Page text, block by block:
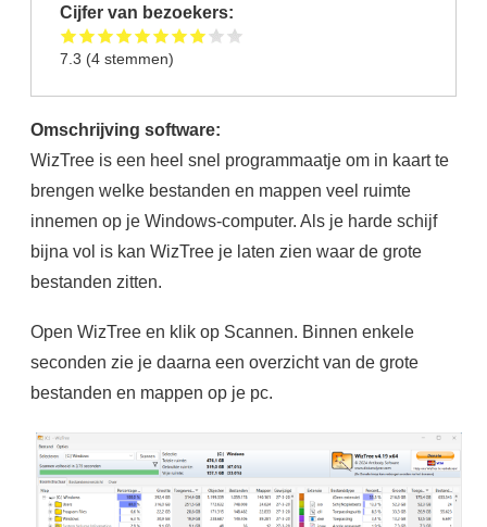
Cijfer van bezoekers:
7.3 (4 stemmen)
Omschrijving software:
WizTree is een heel snel programmaatje om in kaart te
brengen welke bestanden en mappen veel ruimte
innemen op je Windows-computer. Als je harde schijf
bijna vol is kan WizTree je laten zien waar de grote
bestanden zitten.
Open WizTree en klik op Scannen. Binnen enkele
seconden zie je daarna een overzicht van de grote
bestanden en mappen op je pc.